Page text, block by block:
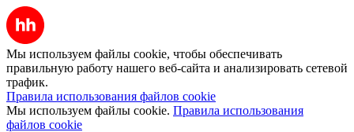
Мы используем файлы cookie, чтобы обеспечивать
правильную работу нашего веб-сайта и анализировать сетевой
трафик.
Правила использования файлов cookie
Мы используем файлы cookie. Правила использования
файлов cookie